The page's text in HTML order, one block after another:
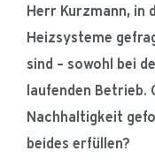
Herr Kurzmann, in
Heizsysteme
sind – sowohl bei
laufenden Betrieb.
Nachhaltigkeit
beides erfüllen?